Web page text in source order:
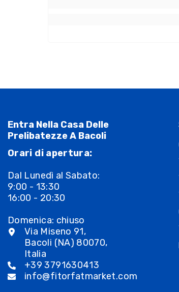
Entra Nella Casa Delle
Prelibatezze A Bacoli
Orari di apertura:
Dal Lunedì al Sabato:
9:00 - 13:30
16:00 - 20:30
Domenica: chiuso
Via Miseno 91,
Bacoli (NA) 80070,
Italia
+39 3791630413
info@fitorfatmarket.com